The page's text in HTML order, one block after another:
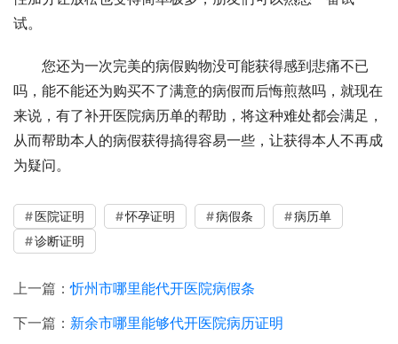
试。
您还为一次完美的病假购物没可能获得感到悲痛不已
吗，能不能还为购买不了满意的病假而后悔煎熬吗，就现在
来说，有了补开医院病历单的帮助，将这种难处都会满足，
从而帮助本人的病假获得搞得容易一些，让获得本人不再成
为疑问。
医院证明 怀孕证明 病假条
病历单
诊断证明
上一篇：忻州市哪里能代开医院病假条
下一篇： 新余市哪里能够代开医院病历证明